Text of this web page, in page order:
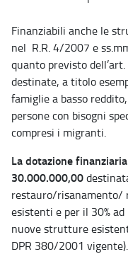
Finanziabili anche le
nel R.R. 4/2007 e
quanto previsto
destinate, a titolo
famiglie a basso
persone con bisogni
compresi i migranti.
La dotazione
30.000.000,00
restauro/
esistenti e per il 30%
nuove strutture
DPR 380/2001 vigente).